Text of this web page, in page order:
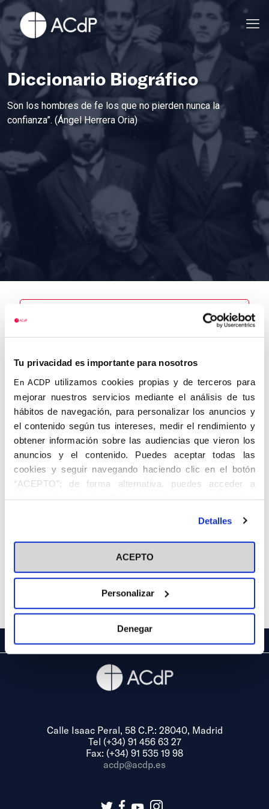
Tu privacidad es importante para nosotros
En ACDP utilizamos cookies propias y de terceros para
mejorar nuestros servicios mediante el análisis de tus
hábitos de navegación, para personalizar los anuncios y
el contenido según tus intereses, medir el rendimiento y
obtener información sobre las audiencias que vieron los
anuncios y el contenido. Puedes aceptar todas las
cookies y seguir navegando haciendo clic en el botón
“ACEPTO”; de forma alternativa, puedes acceder a
información más detallada y cambiar tus preferencias
en el botón "Personalizar". Para más información puedes
visitar nuestra Política de Cookies
Detalles
ACEPTO
Personalizar
Denegar
Diccionario Biográfico
Son los hombres de fe los que no pierden nunca la
confianza”. (Ángel Herrera Oria)
Fernández de
la Torre,
Enrique
Autor
Centro de
adscripción
Fecha de
nacimiento
01/01/1911
Lugar de
Fecha de
defunción
Lugar de
defunción
Calle Isaac Peral, 58 C.P.: 28040, Madrid
Tel (+34) 91 456 63 27
Fax: (+34) 91 535 19 98
acdp@acdp.es